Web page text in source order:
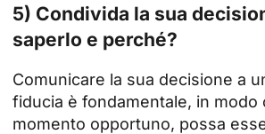
5) Condivida la sua
saperlo e perché?
Comunicare la sua decisione a
fiducia è fondamentale, in modo
momento opportuno, possa